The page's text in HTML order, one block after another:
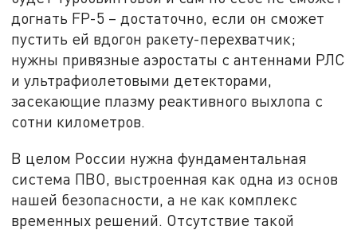
догнать FP-5 – достаточно, если он сможет
пустить ей вдогон ракету-перехватчик;
нужны привязные аэростаты с антеннами РЛС
и ультрафиолетовыми детекторами,
засекающие плазму реактивного выхлопа с
сотни километров.
В целом России нужна фундаментальная
система ПВО, выстроенная как одна из основ
нашей безопасности, а не как комплекс
временных решений. Отсутствие такой